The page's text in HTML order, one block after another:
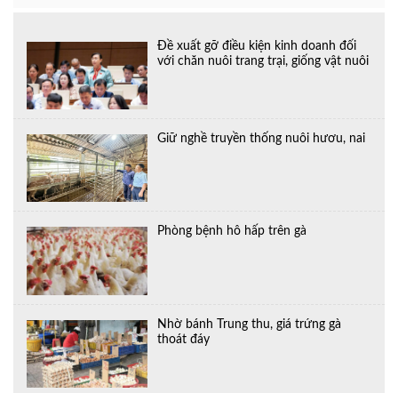
Đề xuất gỡ điều kiện kinh doanh đối
với chăn nuôi trang trại, giống vật nuôi
Giữ nghề truyền thống nuôi hươu, nai
Phòng bệnh hô hấp trên gà
Nhờ bánh Trung thu, giá trứng gà
thoát đáy